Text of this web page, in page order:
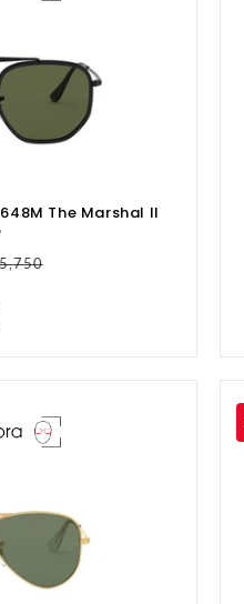
The Marshal II